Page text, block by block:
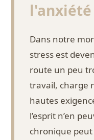
l'anxiété
Dans notre
stress est
route un peu
travail, charge
hautes
l’esprit n’en
chronique peut